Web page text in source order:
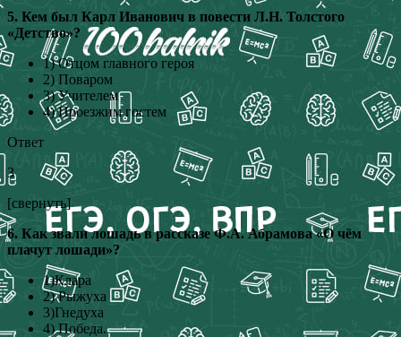
5. Кем был Карл Иванович в повести Л.Н. Толстого
«Детство»?
1) Отцом главного героя
2) Поваром
3) Учителем
4) Проезжим гостем
Ответ
3
[свернуть]
6. Как звали лошадь в рассказе Ф.А. Абрамова «О чём
плачут лошади»?
1)Клара
2) Рыжуха
3)Гнедуха
4) Победа.